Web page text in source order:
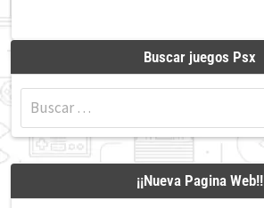
Buscar juegos Psx
Buscar:
¡¡Nueva Pagina Web!!